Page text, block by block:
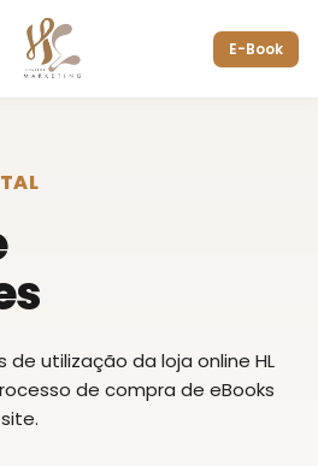
E-Book
utilização da loja online HL
de compra de eBooks